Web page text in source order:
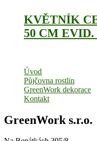
KVĚTNÍK
50 CM EVID.
Úvod
Půjčovna rostlin
GreenWork dekorace
Kontakt
GreenWork s.r.o.